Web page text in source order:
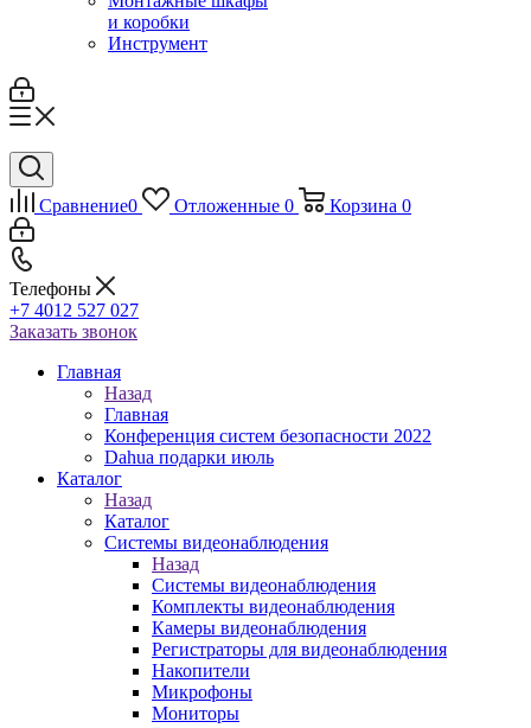
и коробки
Инструмент
Сравнение0 Отложенные 0 Корзина 0
Телефоны
+7 4012 527 027
Заказать звонок
Главная
Назад
Главная
Конференция систем безопасности 2022
Dahua подарки июль
Каталог
Назад
Каталог
Системы видеонаблюдения
Назад
Системы видеонаблюдения
Комплекты видеонаблюдения
Камеры видеонаблюдения
Регистраторы для видеонаблюдения
Накопители
Микрофоны
Мониторы